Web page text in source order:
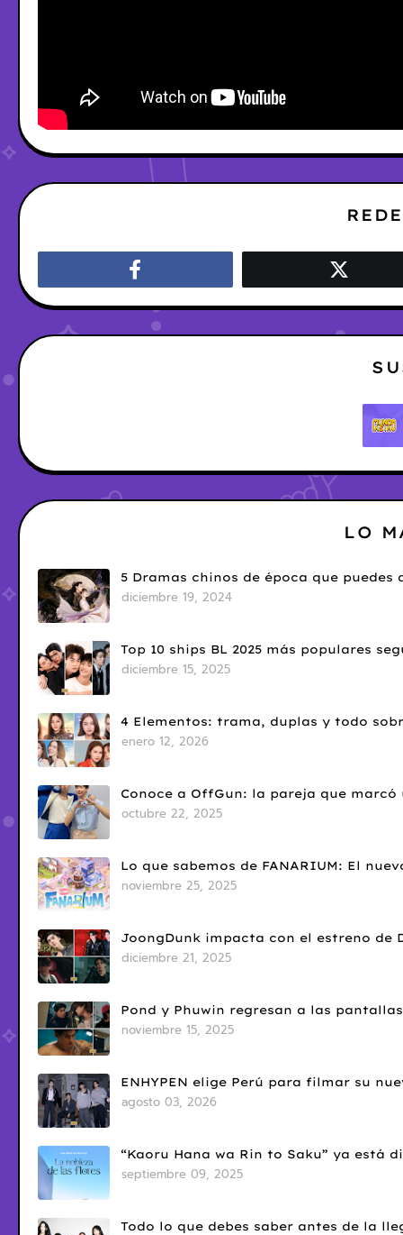
LO
5 Dramas chinos de época que
diciembre 19, 2024
Top 10 ships BL 2025 más populares
diciembre 15, 2025
4 Elementos: trama, duplas y todo
enero 12, 2026
Conoce a OffGun: la pareja que
octubre 22, 2025
Lo que sabemos de FANARIUM: El
noviembre 25, 2025
JoongDunk impacta con el estreno de
diciembre 21, 2025
Pond y Phuwin regresan a las
noviembre 15, 2025
ENHYPEN elige Perú para filmar su
agosto 03, 2026
“Kaoru Hana wa Rin to Saku” ya está
septiembre 09, 2025
Todo lo que debes saber antes de la